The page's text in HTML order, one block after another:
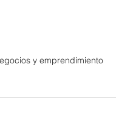
y emprendimiento